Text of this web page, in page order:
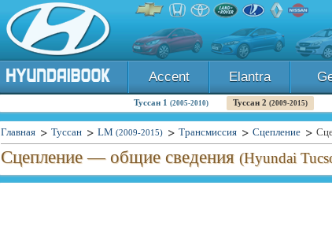
Accent Elantra
Туссан 1 (2005-2010) Туссан 2 (2009-2015)
Главная Туссан LM (2009-2015) Трансмиссия Сцепление
Сцепление — общие сведения (Hyundai